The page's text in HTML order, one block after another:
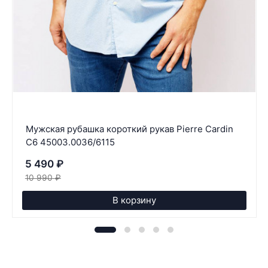
Мужская рубашка короткий рукав Pierre Cardin
C6 45003.0036/6115
5 490 ₽
10 990 ₽
В корзину